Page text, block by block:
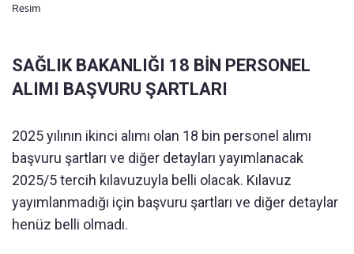
Resim
SAĞLIK BAKANLIĞI 18 BİN PERSONEL
ALIMI BAŞVURU ŞARTLARI
2025 yılının ikinci alımı olan 18 bin personel alımı
başvuru şartları ve diğer detayları yayımlanacak
2025/5 tercih kılavuzuyla belli olacak. Kılavuz
yayımlanmadığı için başvuru şartları ve diğer detaylar
henüz belli olmadı.